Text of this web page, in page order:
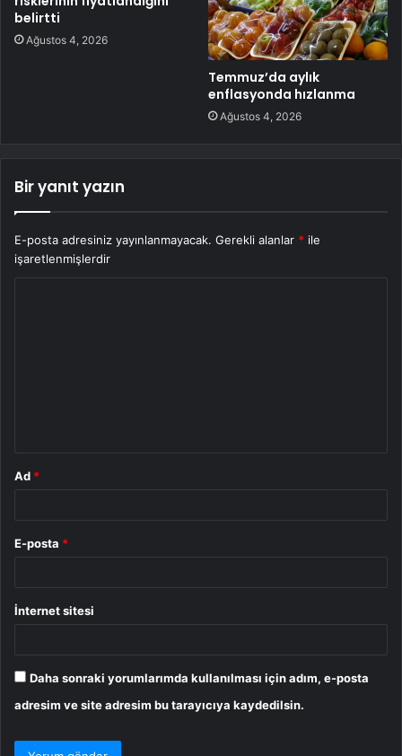
belirtti
Ağustos 4, 2026
Temmuz’da aylık
enflasyonda hızlanma
Ağustos 4, 2026
Bir yanıt yazın
E-posta adresiniz yayınlanmayacak. Gerekli alanlar * ile
işaretlenmişlerdir
Ad *
E-posta *
İnternet sitesi
Daha sonraki yorumlarımda kullanılması için adım, e-posta
adresim ve site adresim bu tarayıcıya kaydedilsin.